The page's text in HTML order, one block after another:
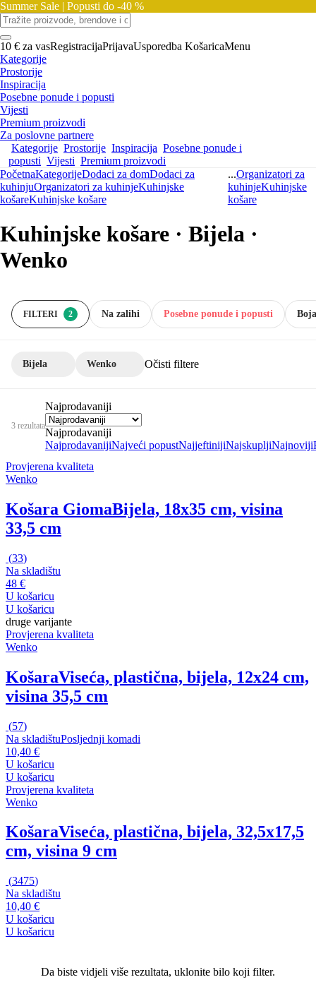
Summer Sale | Popusti do -40 %
10 € za vasRegistracijaPrijavaUsporedba KošaricaMenu
Kategorije
Prostorije
Inspiracija
Posebne ponude i popusti
Vijesti
Premium proizvodi
Za poslovne partnere
Kategorije Prostorije Inspiracija Posebne ponude i
popusti Vijesti Premium proizvodi
PočetnaKategorijeDodaci za domDodaci za
kuhinjuOrganizatori za kuhinjeKuhinjske
košareKuhinjske košare
...Organizatori za
kuhinjeKuhinjske
košare
Kuhinjske košare · Bijela ·
Wenko
FILTERI 2 Na zalihi Posebne ponude i popusti Boja
Bijela Wenko Očisti filtere
3 rezultata
Najprodavaniji
Najprodavaniji
NajprodavanijiNajveći popustNajjeftinijiNajskupljiNajnoviji
Provjerena kvaliteta
Wenko
Košara GiomaBijela, 18x35 cm, visina
33,5 cm
(33)
Na skladištu
48 €
U košaricu
U košaricu
druge varijante
Provjerena kvaliteta
Wenko
KošaraViseća, plastična, bijela, 12x24 cm,
visina 35,5 cm
(57)
Na skladištuPosljednji komadi
10,40 €
U košaricu
U košaricu
Provjerena kvaliteta
Wenko
KošaraViseća, plastična, bijela, 32,5x17,5
cm, visina 9 cm
(3475)
Na skladištu
10,40 €
U košaricu
U košaricu
Da biste vidjeli više rezultata, uklonite bilo koji filter.